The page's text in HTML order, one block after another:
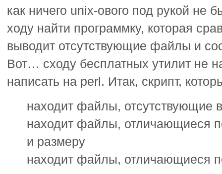
как ничего unix-ового под рукой не
ходу найти программку, которая
выводит отсутствующие файлы и
Вот… сходу бесплатных утилит не
написать на perl. Итак, скрипт,
находит файлы, отсутствующие
находит файлы, отличающиеся
и размеру
находит файлы, отличающиеся